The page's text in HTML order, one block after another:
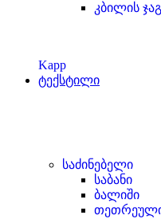
კბილის
Kapp
ტექსტილი
საძინებელი
საბანი
ბალიში